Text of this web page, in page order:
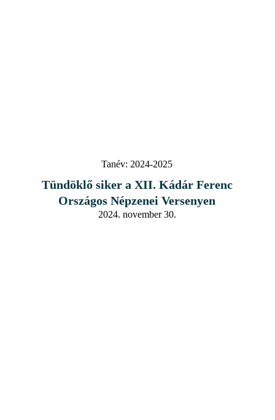
Tanév: 2024-2025
Tündöklő siker a XII. Kádár Ferenc
Országos Népzenei Versenyen
2024. november 30.